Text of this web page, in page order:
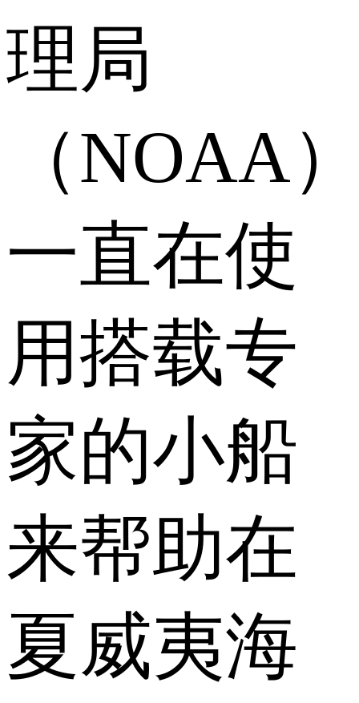
理局
（NOAA
一直在使
用搭载专
家的小船
来帮助在
夏威夷海